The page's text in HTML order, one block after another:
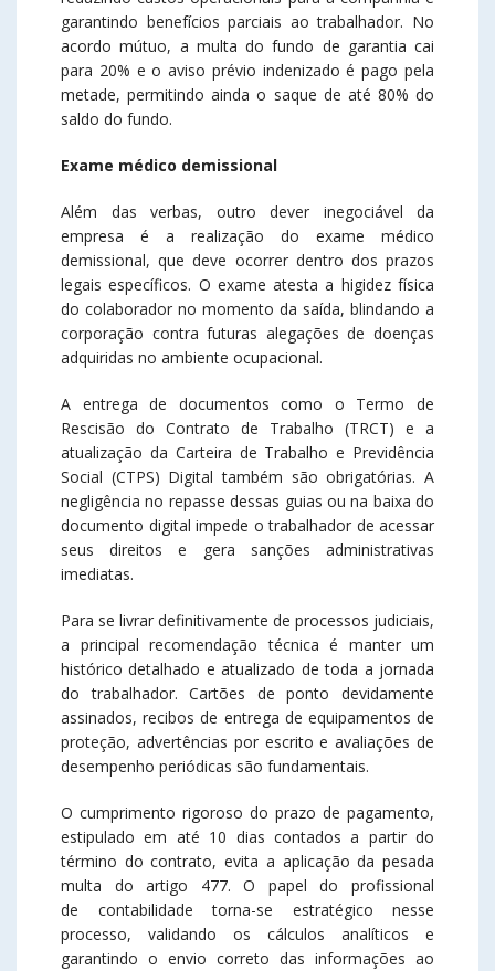
garantindo benefícios parciais ao trabalhador. No
acordo mútuo, a multa do fundo de garantia cai
para 20% e o aviso prévio indenizado é pago pela
metade, permitindo ainda o saque de até 80% do
saldo do fundo.
Exame médico demissional
Além das verbas, outro dever inegociável da
empresa é a realização do exame médico
demissional, que deve ocorrer dentro dos prazos
legais específicos. O exame atesta a higidez física
do colaborador no momento da saída, blindando a
corporação contra futuras alegações de doenças
adquiridas no ambiente ocupacional.
A entrega de documentos como o Termo de
Rescisão do Contrato de Trabalho (TRCT) e a
atualização da Carteira de Trabalho e Previdência
Social (CTPS) Digital também são obrigatórias. A
negligência no repasse dessas guias ou na baixa do
documento digital impede o trabalhador de acessar
seus direitos e gera sanções administrativas
imediatas.
Para se livrar definitivamente de processos judiciais,
a principal recomendação técnica é manter um
histórico detalhado e atualizado de toda a jornada
do trabalhador. Cartões de ponto devidamente
assinados, recibos de entrega de equipamentos de
proteção, advertências por escrito e avaliações de
desempenho periódicas são fundamentais.
O cumprimento rigoroso do prazo de pagamento,
estipulado em até 10 dias contados a partir do
término do contrato, evita a aplicação da pesada
multa do artigo 477. O papel do profissional
de contabilidade torna-se estratégico nesse
processo, validando os cálculos analíticos e
garantindo o envio correto das informações ao